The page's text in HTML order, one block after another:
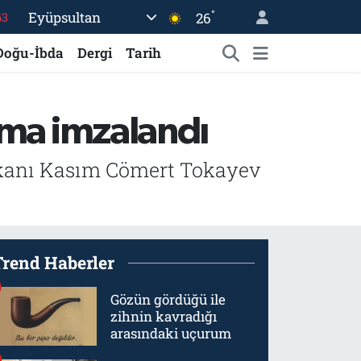
Eyüpsultan 26°
İbda Dergi Tarih
imzalandı
Kasım Cömert Tokayev
Haberler
Gözün gördüğü ile
zihnin kavradığı
arasındaki uçurum